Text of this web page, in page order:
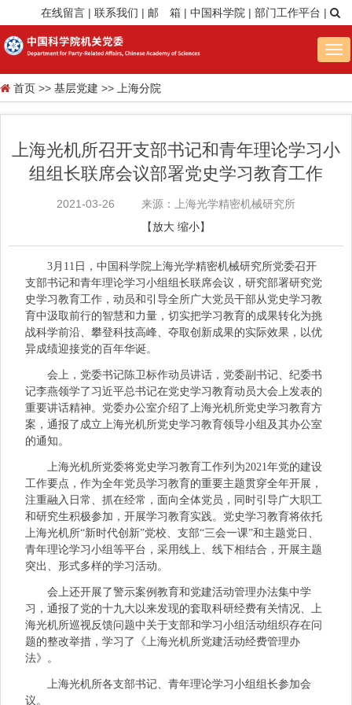
在线留言 | 联系我们 | 邮 箱 | 中国科学院 | 部门工作平台 |
首页 >> 基层党建 >> 上海分院
上海光机所召开支部书记和青年理论学习小
组组长联席会议部署党史学习教育工作
2021-03-26
来源：上海光学精密机械研究所
【放大 缩小】
3月11日，中国科学院上海光学精密机械研究所党委召开
支部书记和青年理论学习小组组长联席会议，研究部署研究党
史学习教育工作，动员和引导全所广大党员干部从党史学习教
育中汲取前行的智慧和力量，切实把学习教育的成果转化为挑
战科学前沿、攀登科技高峰、夺取创新成果的实际效果，以优
异成绩迎接党的百年华诞。
会上，党委书记陈卫标作动员讲话，党委副书记、纪委书
记李燕领学了习近平总书记在党史学习教育动员大会上发表的
重要讲话精神。党委办公室介绍了上海光机所党史学习教育方
案，通报了成立上海光机所党史学习教育领导小组及其办公室
的通知。
上海光机所党委将党史学习教育工作列为2021年党的建设
工作要点，作为全年党员学习教育的重要主题贯穿全年开展，
注重融入日常、抓在经常，面向全体党员，同时引导广大职工
和研究生积极参加，开展学习教育实践。党史学习教育将依托
上海光机所“新时代创新”党校、支部“三会一课”和主题党日、
青年理论学习小组等平台，采用线上、线下相结合，开展主题
突出、形式多样的学习活动。
会上还开展了警示案例教育和党建活动管理办法集中学
习，通报了党的十九大以来发现的套取科研经费有关情况、上
海光机所巡视反馈问题中关于支部和学习小组活动组织存在问
题的整改举措，学习了《上海光机所党建活动经费管理办
法》。
上海光机所各支部书记、青年理论学习小组组长参加会
议。